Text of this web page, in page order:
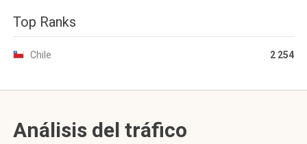
Top Ranks
Chile 2 254
Análisis del tráfico